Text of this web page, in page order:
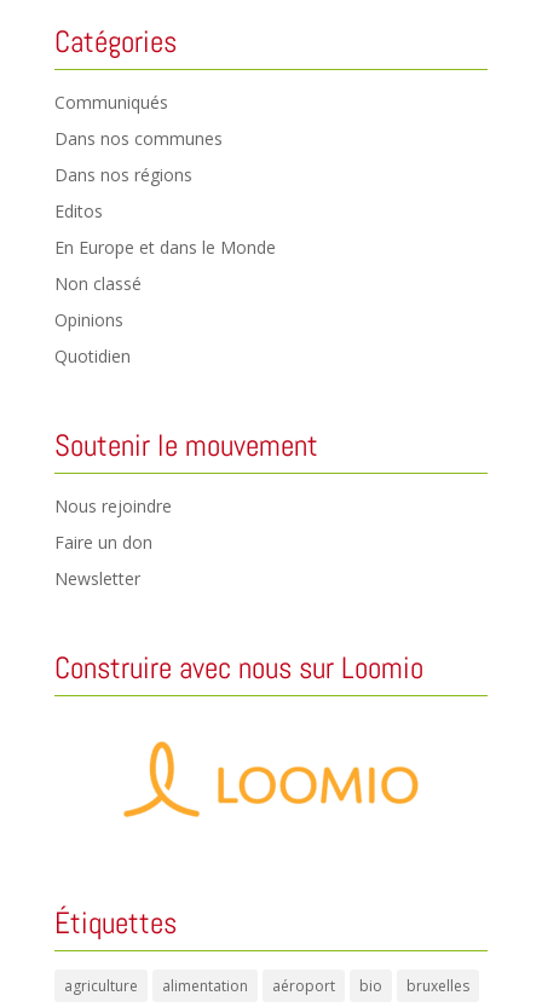
Catégories
Communiqués
Dans nos communes
Dans nos régions
Editos
En Europe et dans le Monde
Non classé
Opinions
Quotidien
Soutenir le mouvement
Nous rejoindre
Faire un don
Newsletter
Construire avec nous sur Loomio
Étiquettes
agriculture alimentation aéroport bio bruxelles